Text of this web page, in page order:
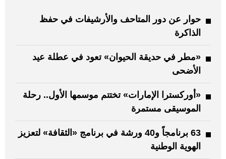
حوار عن دور المتاحف والأرشيفات في حفظ
الذاكرة
«مطر في حديقة الحيوان» تعود في عطلة عيد
الأضحى
«أوركسترا الإمارات» تختتم موسمها الأول.. رحلة
الموسيقى مستمرة
63 برنامجاً و40 ورشة في برنامج «الثقافة» لتعزيز
الهوية الوطنية